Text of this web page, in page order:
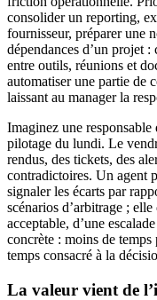
consolider un reporting,
fournisseur, préparer une
dépendances d’un projet :
entre outils, réunions et
automatiser une partie de
laissant au manager la
Imaginez une
pilotage du lundi. Le
rendus, des tickets, des
contradictoires. Un agent
signaler les écarts par
scénarios d’arbitrage ;
acceptable, d’une
concrète : moins de
temps consacré à la
La valeur vient de